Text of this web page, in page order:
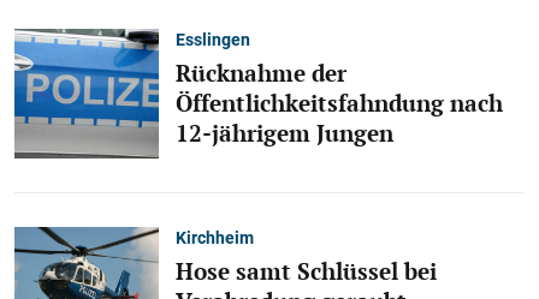
Esslingen
Rücknahme der
Öffentlichkeitsfahndung nach
12-jährigem Jungen
Kirchheim
Hose samt Schlüssel bei